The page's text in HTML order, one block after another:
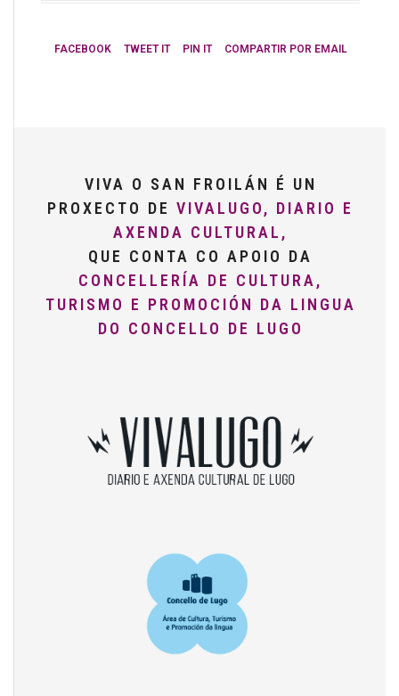
FACEBOOK TWEET IT PIN IT COMPARTIR POR EMAIL
VIVA O SAN FROILÁN É UN
PROXECTO DE VIVALUGO, DIARIO E
AXENDA CULTURAL,
QUE CONTA CO APOIO DA
CONCELLERÍA DE CULTURA,
TURISMO E PROMOCIÓN DA LINGUA
DO CONCELLO DE LUGO